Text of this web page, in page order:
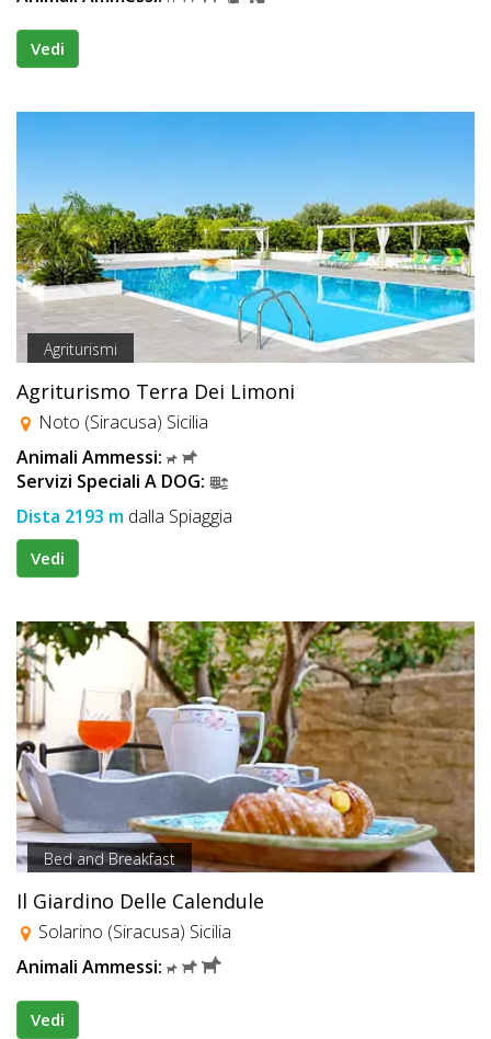
Vedi
Agriturismi
Agriturismo Terra Dei Limoni
Noto (Siracusa) Sicilia
Animali Ammessi:
Servizi Speciali A DOG:
Dista 2193 m dalla Spiaggia
Vedi
Bed and Breakfast
Il Giardino Delle Calendule
Solarino (Siracusa) Sicilia
Animali Ammessi:
Vedi